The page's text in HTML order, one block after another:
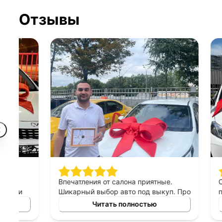
Отзывы
Впечатления от салона приятные.
Шикарный выбор авто под выкуп. Про
персонал могу сказать только
хорошее, приятны в общении,
Читать полностью
Спасибо
подход к
выборе
выкуп,